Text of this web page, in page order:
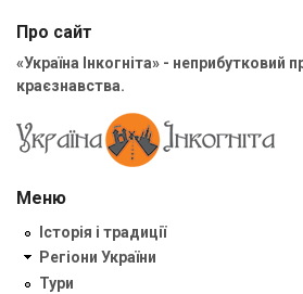
Про сайт
«Україна Інкогніта» - неприбутковий
краєзнавства.
Меню
Історія і традиції
Регіони України
Тури